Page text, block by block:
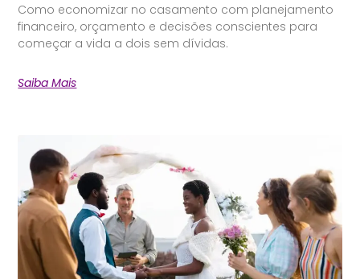
Como economizar no casamento com planejamento
financeiro, orçamento e decisões conscientes para
começar a vida a dois sem dívidas.
Saiba Mais